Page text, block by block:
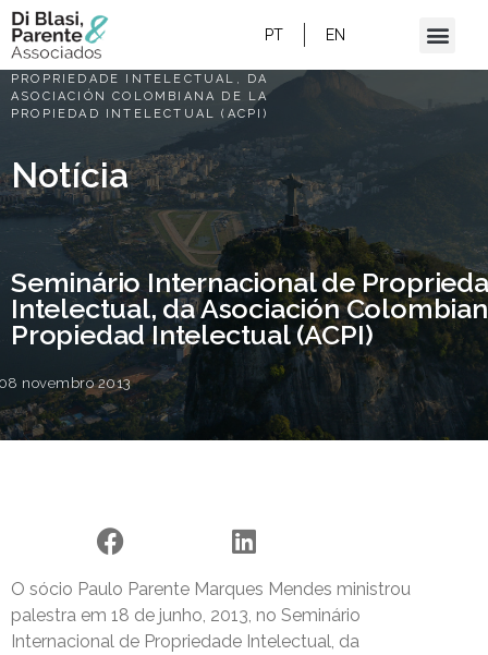
PT EN
HOME/
SEMINÁRIO INTERNACIONAL DE
PROPRIEDADE INTELECTUAL, DA
ASOCIACIÓN COLOMBIANA DE LA
PROPIEDAD INTELECTUAL (ACPI)
Notícia
Seminário Internacional de
Intelectual, da Asociación
Propiedad Intelectual (ACPI)
novembro 2013
O sócio Paulo Parente Marques Mendes ministrou
palestra em 18 de junho, 2013, no Seminário
Internacional de Propriedade Intelectual, da